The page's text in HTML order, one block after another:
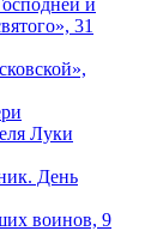
31
Луки
День
воинов, 9